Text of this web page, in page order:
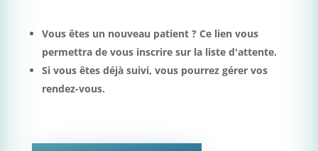
Vous êtes un nouveau patient ? Ce lien vous
permettra de vous inscrire sur la liste d'attente.
Si vous êtes déjà suivi, vous pourrez gérer vos
rendez-vous.